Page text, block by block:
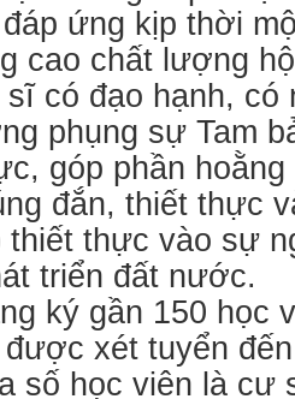
ứng kịp thời
cao chất lượng
có đạo hạnh, có
phụng sự Tam
góp phần
đắn, thiết thực
thiết thực vào sự
triển đất nước.
ký gần 150 học
xét tuyển
số học viên là cư